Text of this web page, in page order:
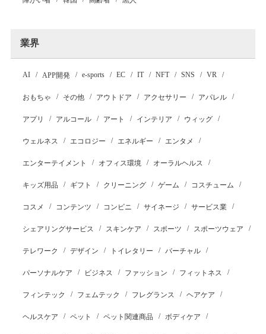
業界
AI APP開発 e-sports EC IT NFT SNS VR
おもちゃ その他 アウトドア アクセサリー アパレル
アプリ アルコール アート インテリア ウィッグ
ウェルネス エコロジー エネルギー エンタメ
エンターテイメント オフィス環境 オーラルヘルス
キッズ用品 ギフト クリーニング ゲーム コスチューム
コスメ コンテンツ コンビニ サイネージ サービス業
シェアリングサービス スキンケア スポーツ スポーツウェア
テレワーク デザイン トイレタリー バーチャル
パーソナルケア ビジネス ファッション フィットネス
フィンテック フェムテック フレグランス ヘアケア
ヘルスケア ペット ペット関連商品 ボディケア